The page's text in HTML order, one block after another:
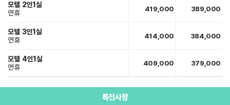
모텔 2인1실
연휴
419,000 389,000
모텔 3인1실
연휴
414,000 384,000
모텔 4인1실
연휴
409,000 379,000
특전사항